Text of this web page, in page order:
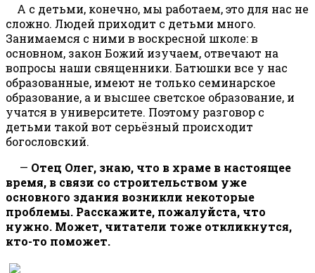
А с детьми, конечно, мы работаем, это для нас не
сложно. Людей приходит с детьми много.
Занимаемся с ними в воскресной школе: в
основном, закон Божий изучаем, отвечают на
вопросы наши священники. Батюшки все у нас
образованные, имеют не только семинарское
образование, а и высшее светское образование, и
учатся в университете. Поэтому разговор с
детьми такой вот серьёзный происходит
богословский.
— Отец Олег, знаю, что в храме в настоящее
время, в связи со строительством уже
основного здания возникли некоторые
проблемы. Расскажите, пожалуйста, что
нужно. Может, читатели тоже откликнутся,
кто-то поможет.